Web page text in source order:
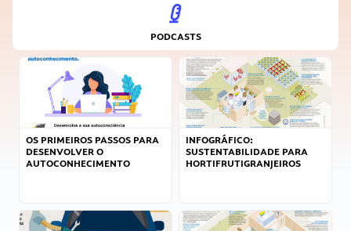
PODCASTS
OS PRIMEIROS PASSOS PARA
DESENVOLVER O
AUTOCONHECIMENTO
INFOGRÁFICO:
SUSTENTABILIDADE PARA
HORTIFRUTIGRANJEIROS